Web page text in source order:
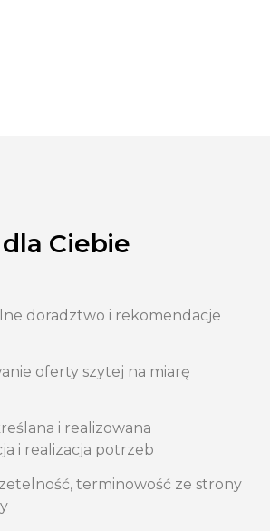
Ciebie
doradztwo i rekomendacje
oferty szytej na miarę
i realizowana
i realizacja potrzeb
terminowość ze strony